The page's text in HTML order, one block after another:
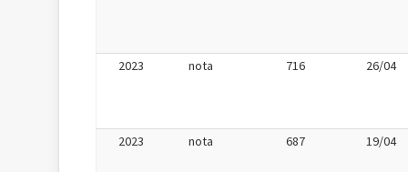
2023 nota 716 26/04
2023 nota 687 19/04